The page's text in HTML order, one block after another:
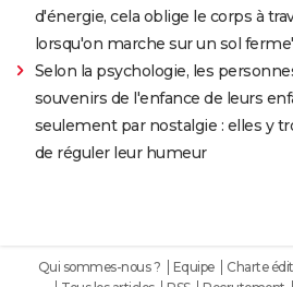
d'énergie, cela oblige le corps à
lorsqu'on marche sur un sol
Selon la psychologie, les
souvenirs de l'enfance de leurs
seulement par nostalgie : elles y
de réguler leur humeur
Qui sommes-nous ? Equipe Charte